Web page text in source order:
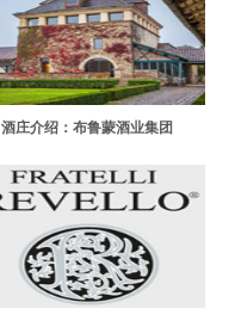
酒庄介绍：布鲁蒙酒业集团